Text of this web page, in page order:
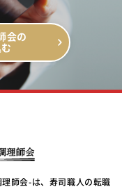
会の
師会-は、寿司職人の転職